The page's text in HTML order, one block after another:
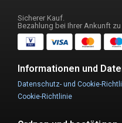
Sicherer Kauf.
Bezahlung bei Ihrer Ankunft
Informationen und
Datenschutz- und Cookie-
Cookie-Richtlinie